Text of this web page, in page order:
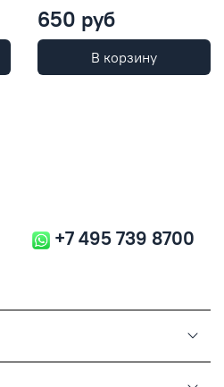
650 руб
В корзину
+7 495 739 8700